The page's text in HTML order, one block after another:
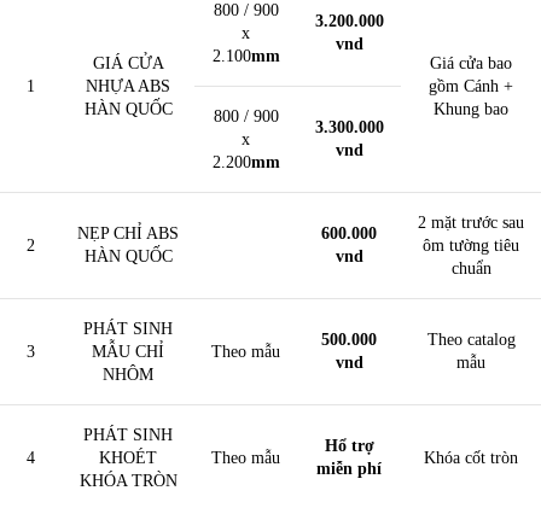
1
GIÁ CỬA
NHỰA ABS
HÀN QUỐC
800 / 900
x
2.100mm
3.200.000
vnd
Giá cửa bao
gồm Cánh +
Khung bao
800 / 900
x
2.200mm
3.300.000
vnd
2
NẸP CHỈ ABS
HÀN QUỐC
600.000
vnd
2 mặt trước sau
ôm tường tiêu
chuẩn
3
PHÁT SINH
MẪU CHỈ
NHÔM
Theo mẫu
500.000
vnd
Theo catalog
mẫu
4
PHÁT SINH
KHOÉT
KHÓA TRÒN
Theo mẫu
Hổ trợ
miễn phí
Khóa cốt tròn